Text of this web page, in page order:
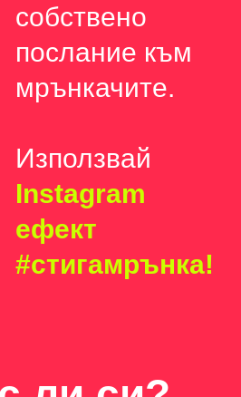
собствено
послание към
мрънкачите.
Използвай
Instagram
ефект
#стигамрънка!